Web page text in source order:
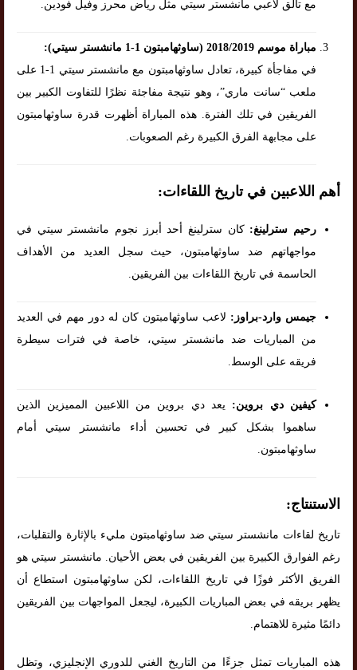
مع تألق لاعبي مانشستر سيتي مثل رياض محرز وفيل فودين.
مباراة موسم 2018/2019 (ساوثهامبتون 1-1 مانشستر سيتي):
في مفاجأة كبيرة، تعادل ساوثهامبتون مع مانشستر سيتي 1-1 على
ملعب “سانت ماري”، وهو نتيجة مفاجئة نظرًا للتفاوت الكبير بين
الفريقين في تلك الفترة. هذه المباراة أظهرت قدرة ساوثهامبتون
على مجابهة الفرق الكبيرة رغم الصعوبات.
أهم اللاعبين في تاريخ اللقاءات:
رحيم سترلينغ: كان سترلينغ أحد أبرز نجوم مانشستر سيتي في
مواجهاتهم ضد ساوثهامبتون، حيث سجل العديد من الأهداف
الحاسمة في تاريخ اللقاءات بين الفريقين.
جيمس وارد-براوز: لاعب ساوثهامبتون كان له دور مهم في العديد
من المباريات ضد مانشستر سيتي، خاصة في فترات سيطرة
فريقه على الوسط.
كيفين دي بروين: يعد دي بروين من اللاعبين المميزين الذين
ساهموا بشكل كبير في تحسين أداء مانشستر سيتي أمام
ساوثهامبتون.
الاستنتاج:
تاريخ لقاءات مانشستر سيتي ضد ساوثهامبتون مليء بالإثارة والتقلبات،
رغم الفوارق الكبيرة بين الفريقين في بعض الأحيان. مانشستر سيتي هو
الفريق الأكثر فوزًا في تاريخ اللقاءات، لكن ساوثهامبتون استطاع أن
يظهر بريقه في بعض المباريات الكبيرة، ليجعل المواجهات بين الفريقين
دائمًا مثيرة للاهتمام.
هذه المباريات تمثل جزءًا من التاريخ الغني للدوري الإنجليزي، وتظل